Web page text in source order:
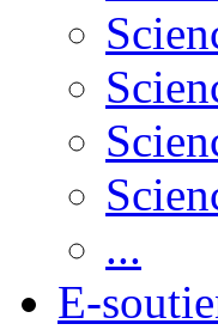
...
E-